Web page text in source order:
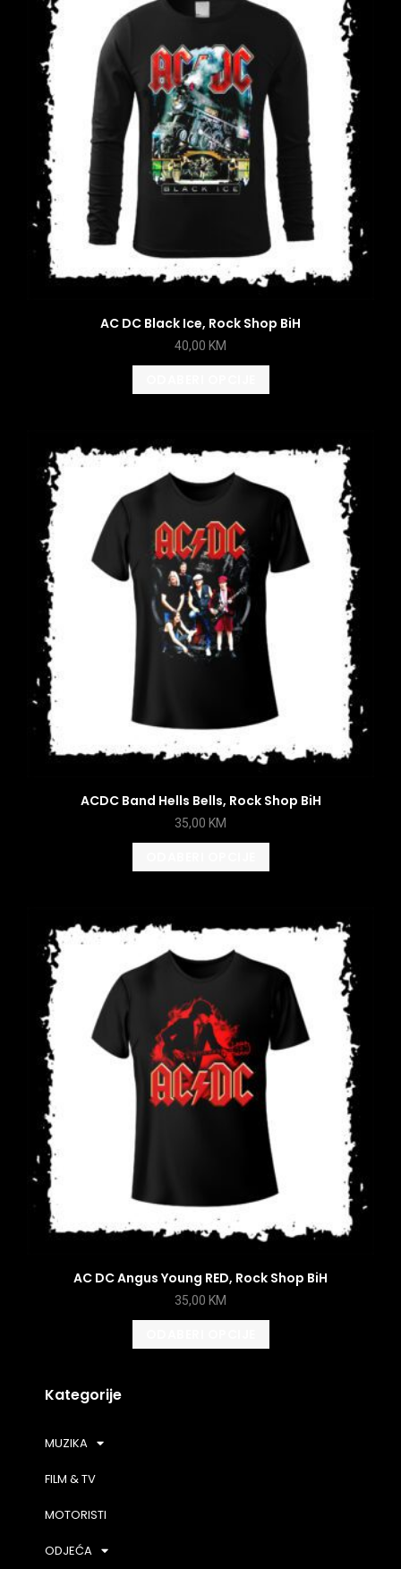
Kategorije
MUZIKA
FILM & TV
MOTORISTI
ODJEĆA
AC DC Black Ice, Rock Shop BiH
40,00 KM
ACDC Band Hells Bells, Rock Shop BiH
35,00 KM
AC DC Angus Young RED, Rock Shop BiH
35,00 KM